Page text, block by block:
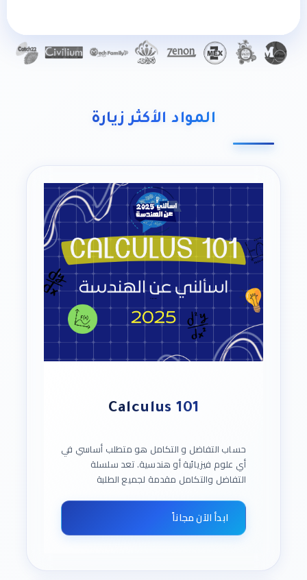
المواد الأكثر زيارة
Calculus 101
حساب التفاضل و التكامل هو متطلب أساسي في
أي علوم فيزيائية أو هندسية. تعد سلسلة
التفاضل والتكامل مقدمة لجميع الطلبة
الرياضيات مثل والهندسة والعلوم وتكنزلوجيا
المعلومات وغيرها من التخصصات ، تقدم سلسلة
مساقات التفاضل والتكامل شرحاً مبسطاً لأهم
ابدأ الآن مجاناً